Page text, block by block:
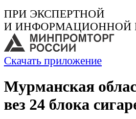
ПРИ ЭКСПЕРТНОЙ
И ИНФОРМАЦИОННОЙ
Скачать приложение
Мурманская
вез 24 блока